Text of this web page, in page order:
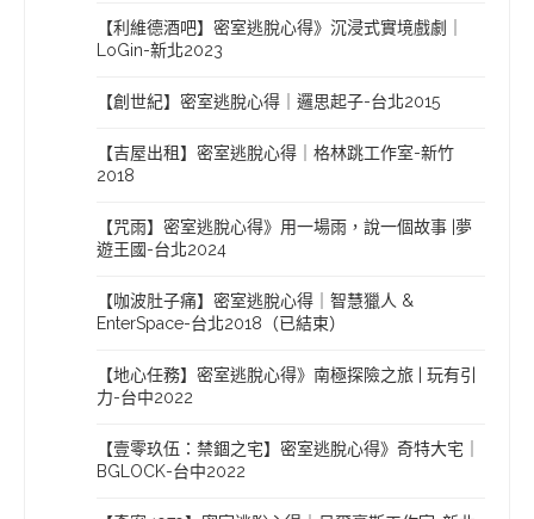
【利維德酒吧】密室逃脫心得》沉浸式實境戲劇｜
LoGin-新北2023
【創世紀】密室逃脫心得｜邏思起子-台北2015
【吉屋出租】密室逃脫心得｜格林跳工作室-新竹
2018
【咒雨】密室逃脫心得》用一場雨，說一個故事 |夢
遊王國-台北2024
【咖波肚子痛】密室逃脫心得｜智慧獵人 &
EnterSpace-台北2018（已結束）
【地心任務】密室逃脫心得》南極探險之旅 | 玩有引
力-台中2022
【壹零玖伍：禁錮之宅】密室逃脫心得》奇特大宅｜
BGLOCK-台中2022